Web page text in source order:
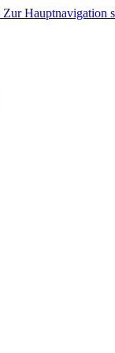
Zur Hauptnavigation